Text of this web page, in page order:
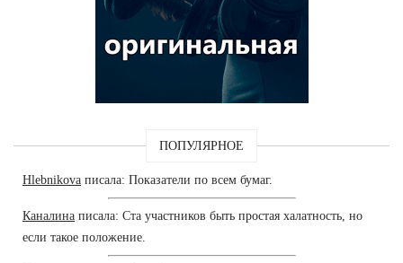
ПОПУЛЯРНОЕ
Hlebnikova писала: Показатели по всем бумаг.
Каналина писала: Ста участников быть простая халатность, но
если такое положение.